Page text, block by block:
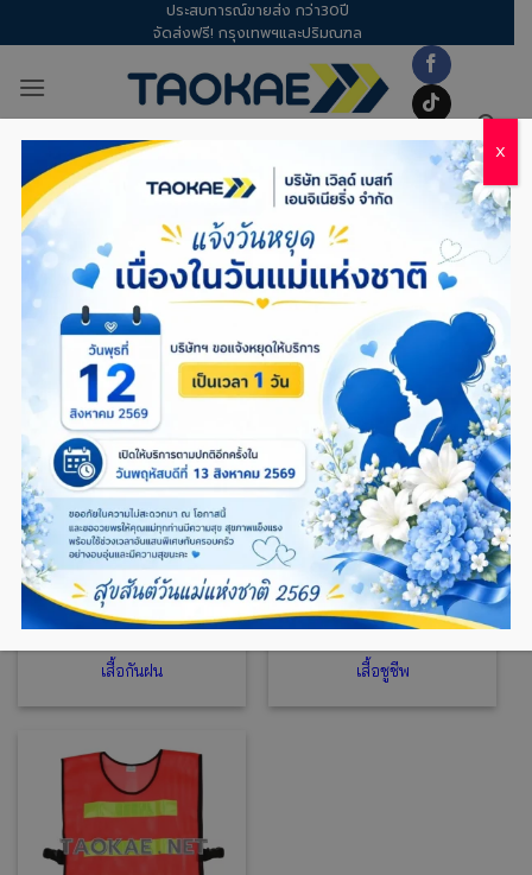
to
ประสบการณ์ขายส่ง กว่า30ปี
จัดส่งฟรี! กรุงเทพฯและปริมณฑล
/ เสื้อนิรภัย
FILTER
เสื้อนิรภัย
เสื้อกันฝน เสื้อชูชีพ
X